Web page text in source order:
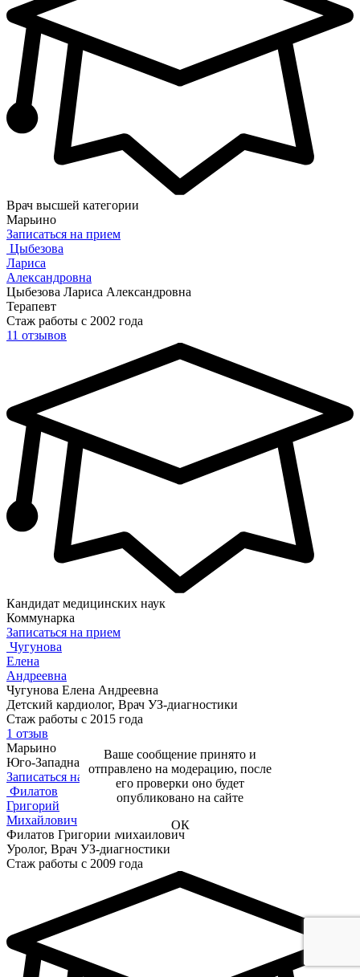
Врач высшей категории
Марьино
Записаться на прием
Цыбезова
Лариса
Александровна
Цыбезова Лариса Александровна
Терапевт
Стаж работы с 2002 года
11 отзывов
Кандидат медицинских наук
Коммунарка
Записаться на прием
Чугунова
Елена
Андреевна
Чугунова Елена Андреевна
Детский кардиолог, Врач УЗ-диагностики
Стаж работы с 2015 года
1 отзыв
Марьино
Юго-Западная
Записаться на прием
Филатов
Григорий
Михайлович
Филатов Григорий Михайлович
Уролог, Врач УЗ-диагностики
Стаж работы с 2009 года
Ваше сообщение принято и
отправлено на модерацию, после
его проверки оно будет
опубликовано на сайте
ОК